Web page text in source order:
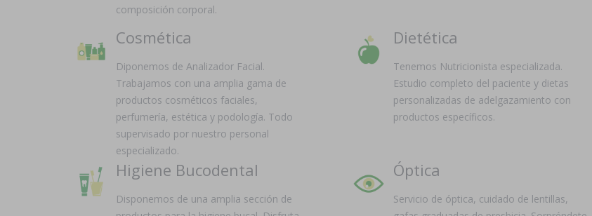
composición corporal.
Cosmética
Diponemos de Analizador Facial.
Trabajamos con una amplia gama de
productos cosméticos faciales,
perfumería, estética y podología. Todo
supervisado por nuestro personal
especializado.
Dietética
Tenemos Nutricionista especializada.
Estudio completo del paciente y dietas
personalizadas de adelgazamiento con
productos específicos.
Higiene Bucodental
Disponemos de una amplia sección de
Óptica
Servicio de óptica, cuidado de lentillas,